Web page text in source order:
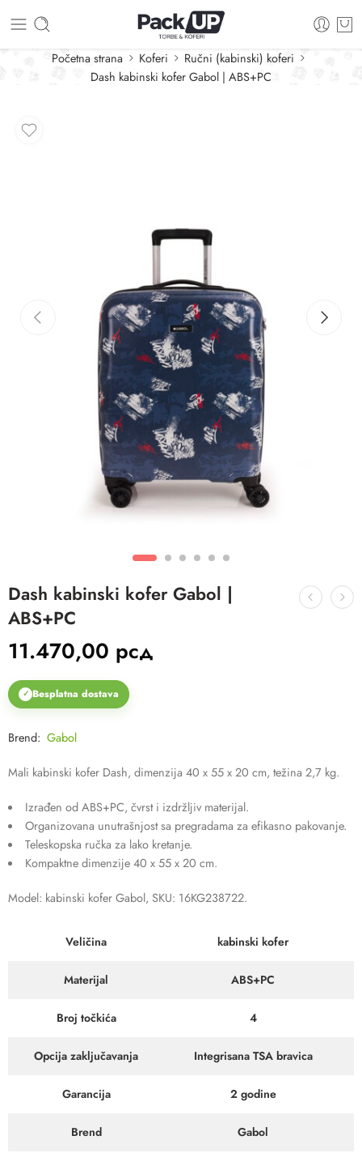
Početna strana Koferi
Ručni (kabinski) koferi
Dash kabinski kofer Gabol | ABS+PC
Dash kabinski kofer Gabol |
ABS+PC
11.470,00 рсд
✓ Besplatna dostava
Brend: Gabol
Mali kabinski kofer Dash, dimenzija 40 x 55 x 20 cm, težina 2,7 kg.
Izrađen od ABS+PC, čvrst i izdržljiv materijal.
Organizovana unutrašnjost sa pregradama za efikasno pakovanje.
Teleskopska ručka za lako kretanje.
Kompaktne dimenzije 40 x 55 x 20 cm.
Model: kabinski kofer Gabol, SKU: 16KG238722.
Veličina kabinski kofer
Materijal ABS+PC
Broj točkića 4
Opcija zaključavanja Integrisana TSA bravica
Garancija 2 godine
Brend Gabol